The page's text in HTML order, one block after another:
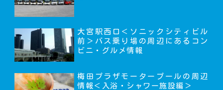
大宮駅西口＜ソニックシティビル
前＞バス乗り場の周辺にあるコン
ビニ・グルメ情報
梅田プラザモータープールの周辺
情報＜入浴・シャワー施設編＞